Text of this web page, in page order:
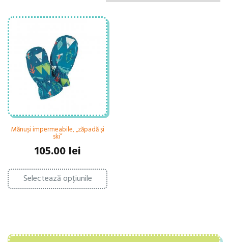
Mănuși impermeabile, „zăpadă și
ski”
105.00 lei
Selectează opțiunile
Acest
produs
are
pot